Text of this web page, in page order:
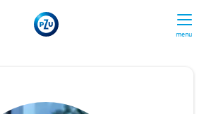
menu